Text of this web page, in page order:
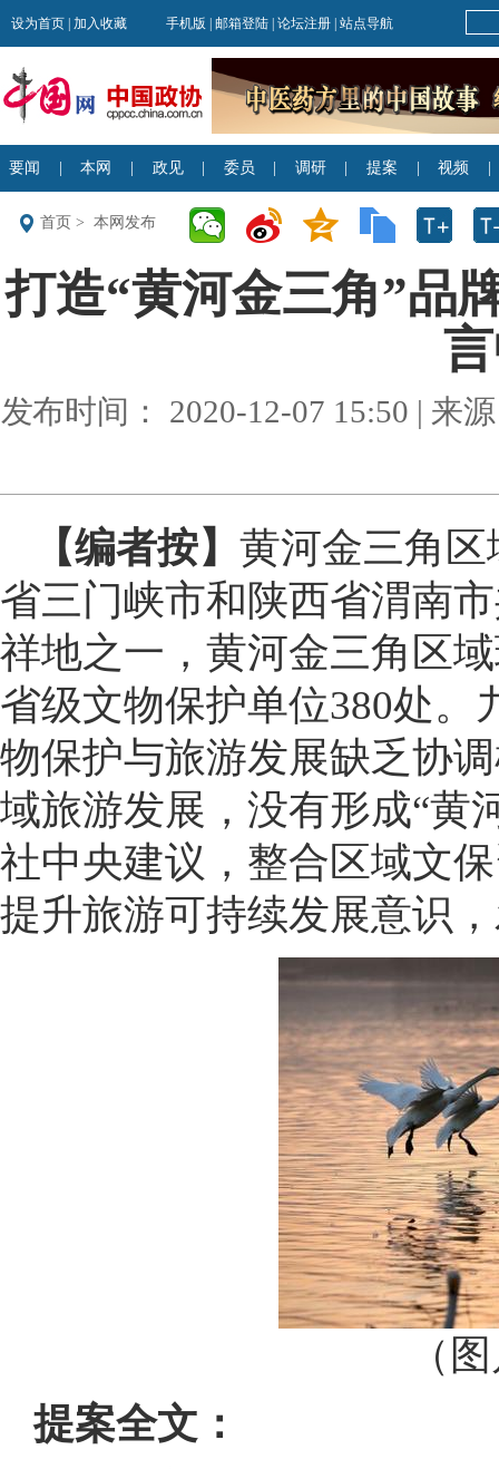
首页 > 本网发布
打造“黄河金三角”品
发布时间： 2020-12-07 15:50 | 来
【编者按】 黄河金三角
省三门峡市和陕西省渭南
祥地之一，黄河金三角区
省级文物保护单位380处
物保护与旅游发展缺乏协
域旅游发展，没有形成“黄
社中央建议，整合区域文
提升旅游可持续发展意识
（
提案全文：